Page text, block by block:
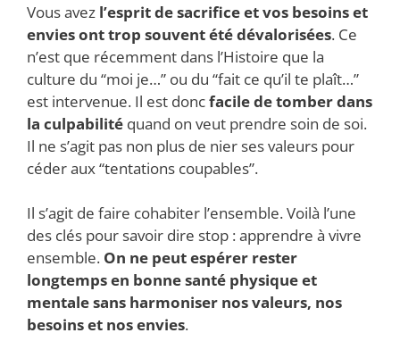
Vous avez l’esprit de sacrifice et vos besoins et
envies ont trop souvent été dévalorisées. Ce
n’est que récemment dans l’Histoire que la
culture du “moi je…” ou du “fait ce qu’il te plaît…”
est intervenue. Il est doncfacile de tomber dans
la culpabilité quand on veut prendre soin de soi.
Il ne s’agit pas non plus de nier ses valeurs pour
céder aux “tentations coupables”.
Il s’agit de faire cohabiter l’ensemble. Voilà l’une
des clés pour savoir dire stop : apprendre à vivre
ensemble. On ne peut espérer rester
longtemps en bonne santé physique et
mentale sans harmoniser nos valeurs, nos
besoins et nos envies.